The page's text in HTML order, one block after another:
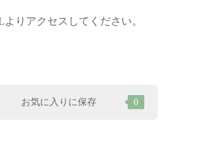
りアクセスしてください。
お気に入りに保存 0